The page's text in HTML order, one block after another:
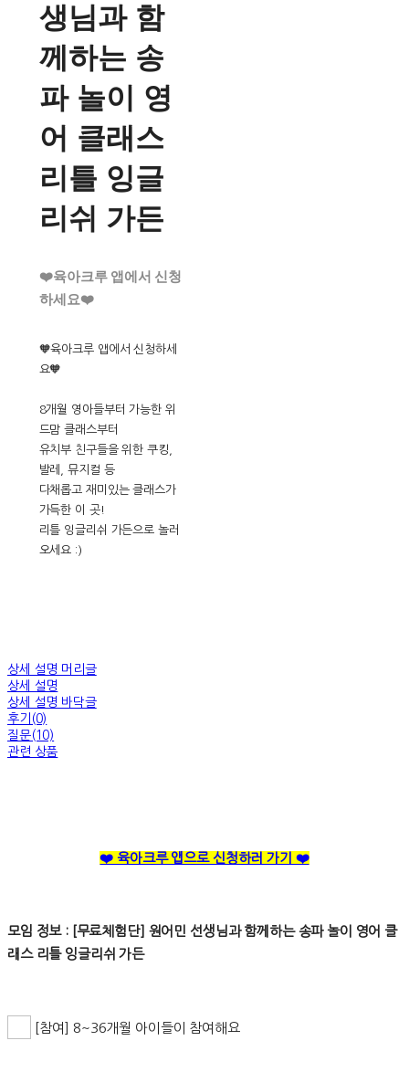
생님과 함
께하는 송
파 놀이 영
어 클래스
리틀 잉글
리쉬 가든
❤️육아크루 앱에서 신청
하세요❤️
🧡육아크루 앱에서 신청하세
요🧡
8개월 영아들부터 가능한 위
드맘 클래스부터
유치부 친구들을 위한 쿠킹,
발레, 뮤지컬 등
다채롭고 재미있는 클래스가
가득한 이 곳!
리틀 잉글리쉬 가든으로 놀러
오세요 :)
상세 설명 머리글
상세 설명
상세 설명 바닥글
후기(0)
질문(10)
관련 상품
❤️ 육아크루 앱으로 신청하러 가기 ❤️
모임 정보 : [무료체험단] 원어민 선생님과 함께하는 송파 놀이 영어 클
래스 리틀 잉글리쉬 가든
[참여] 8~36개월 아이들이 참여해요